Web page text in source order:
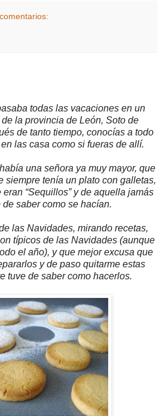
todas las vacaciones en un
la provincia de León, Soto de
de tanto tiempo, conocías a todo
las casa como si fueras de allí.
una señora ya muy mayor, que
siempre tenía un plato con galletas,
“Sequillos” y de aquella jamás
saber como se hacían.
las Navidades, mirando recetas,
típicos de las Navidades (aunque
el año), y que mejor excusa que
y de paso quitarme estas
tuve de saber como hacerlos.